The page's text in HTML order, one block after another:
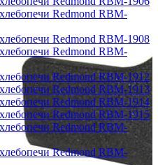
Redmond RBM-
Redmond RBM-1908
Redmond RBM-
Redmond RBM-1912
Redmond RBM-1913
Redmond RBM-1914
Redmond RBM-1915
Redmond RBM-
Redmond RBM-